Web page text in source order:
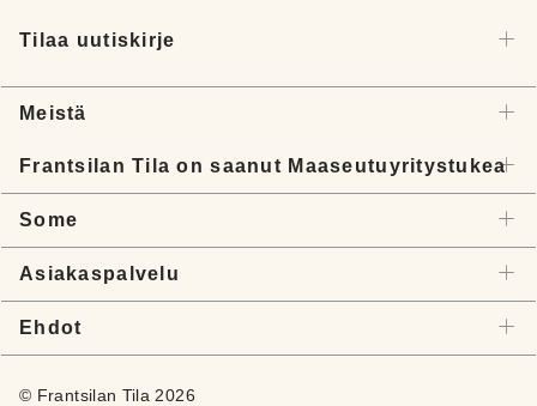
Meistä
Frantsilan Tila on saanut Maaseutuyritystukea
Some
Asiakaspalvelu
Ehdot
Tilaa uutiskirje
© Frantsilan Tila 2026